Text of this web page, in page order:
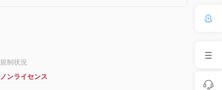
規制状況
ノンライセンス